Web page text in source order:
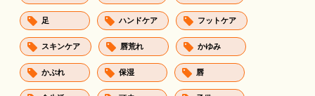
足 ハンドケア フットケア
スキンケア 唇荒れ かゆみ
かぶれ 保湿 唇